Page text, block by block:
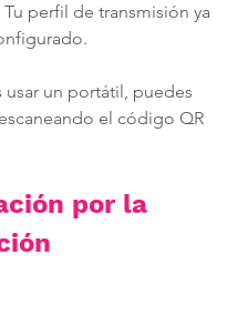
Tu perfil de transmisión ya
usar un portátil, puedes
el código QR
por la